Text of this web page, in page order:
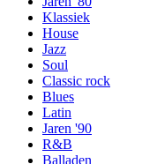
Klassiek
House
Jazz
Soul
Classic rock
Blues
Latin
Jaren '90
R&B
Balladen